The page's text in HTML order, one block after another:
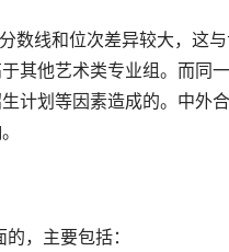
其他艺术类专业组。而同
计划等因素造成的。中外
，主要包括：